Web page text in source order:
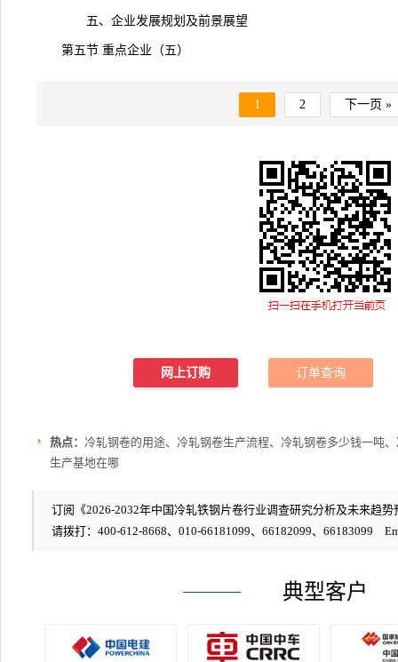
五、企业发展规划及前景展望
第五节 重点企业（五）
1 2 下一页 »
网上订购 订单查询
热点： 冷轧钢卷的用途、冷轧钢卷生产流程、冷轧钢卷多少钱一吨
生产基地在哪
订阅《2026-2032年中国冷轧铁钢片卷行业调查研究分析及未来趋
请拨打：400-612-8668、010-66181099、66182099、66183099
典型客户